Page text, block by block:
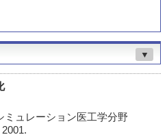
▼
ミュレーション医工学分野